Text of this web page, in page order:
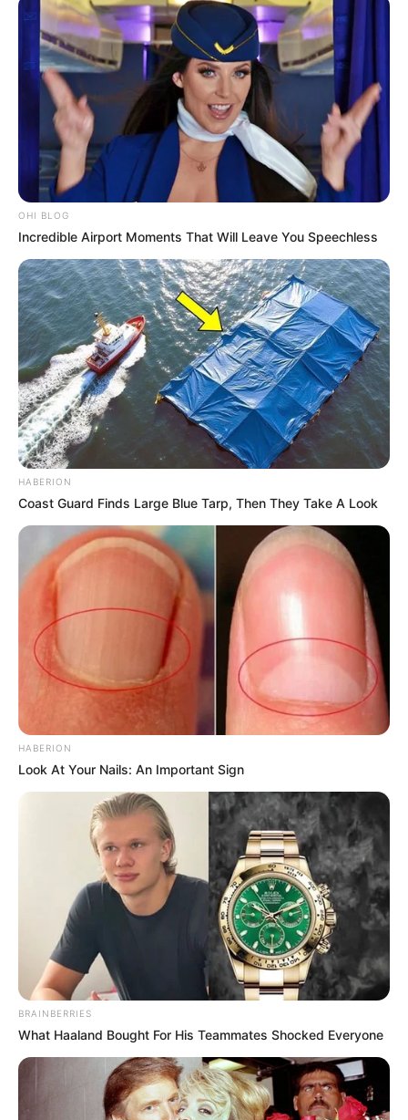
OHI BLOG
Incredible Airport Moments That Will Leave You Speechless
HABERION
Coast Guard Finds Large Blue Tarp, Then They Take A Look
HABERION
Look At Your Nails: An Important Sign
BRAINBERRIES
What Haaland Bought For His Teammates Shocked Everyone